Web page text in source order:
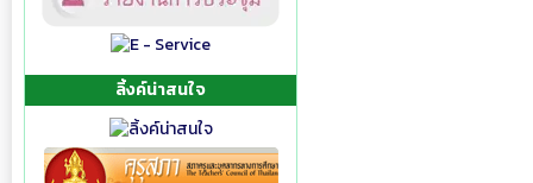
ลิ้งค์น่าสนใจ